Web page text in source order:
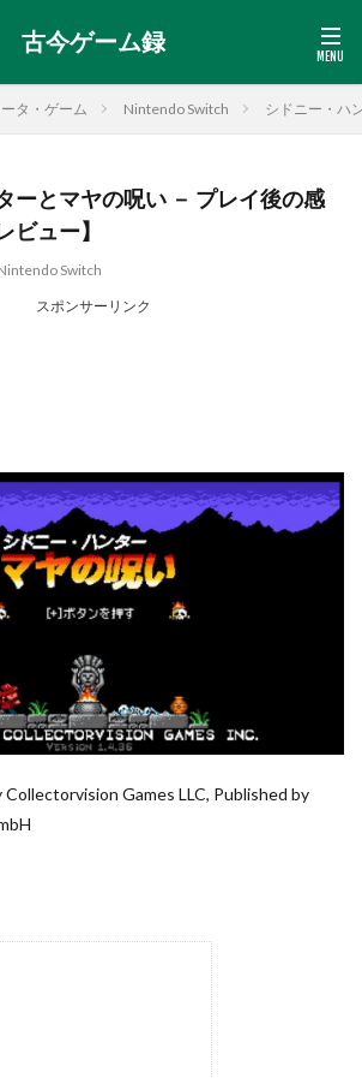
古今ゲーム録
タ・ゲーム Nintendo Switch シドニー・ハ
ーとマヤの呪い － プレイ後の感
ビュー】
Switch
スポンサーリンク
Games LLC, Published by